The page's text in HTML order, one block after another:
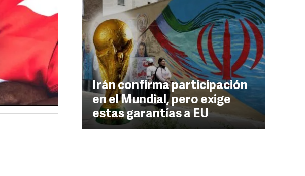
Irán confirma participación
en el Mundial, pero exige
estas garantías a EU